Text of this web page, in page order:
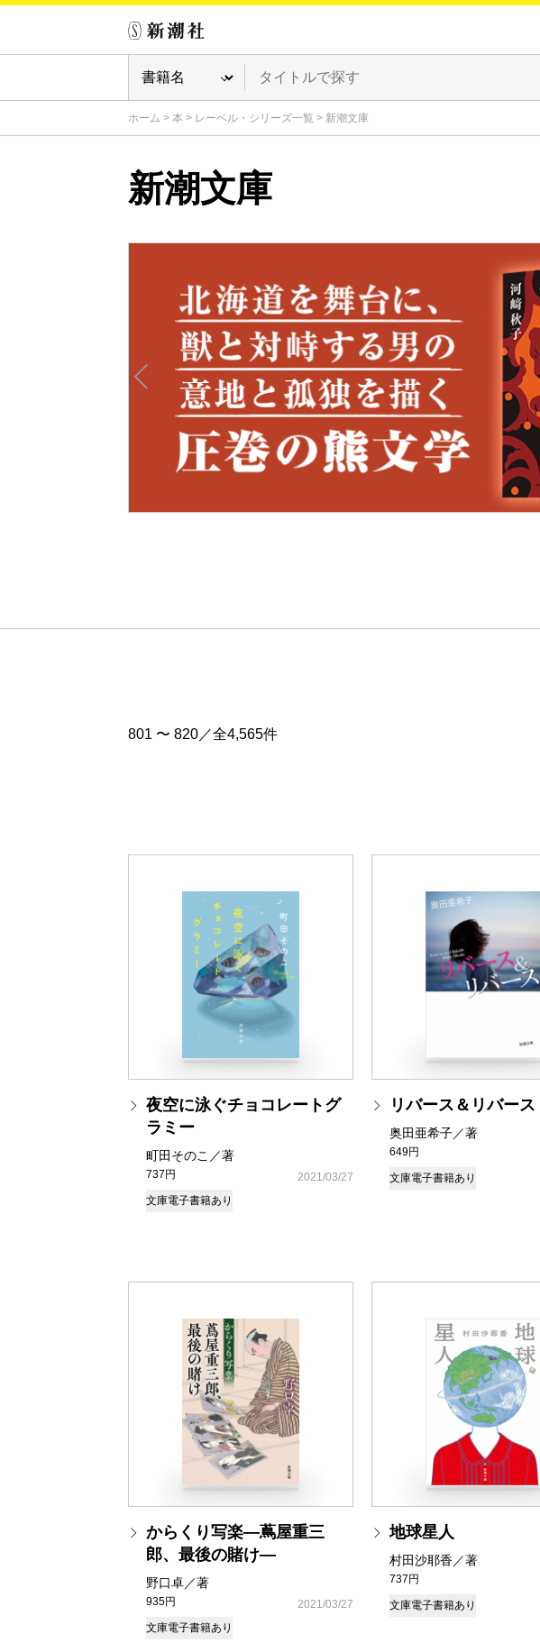
ホーム > 本 > レーベル・シリーズ一覧 > 新潮文庫
新潮文庫
801 〜 820／全4,565件
夜空に泳ぐチョコレートグ
ラミー
町田そのこ／著
737円
2021/03/27
文庫電子書籍あり
リバース＆リバース
奥田亜希子／著
649円
文庫電子書籍あり
からくり写楽―蔦屋重三
郎、最後の賭け―
野口卓／著
935円
2021/03/27
文庫電子書籍あり
地球星人
村田沙耶香／著
737円
文庫電子書籍あり